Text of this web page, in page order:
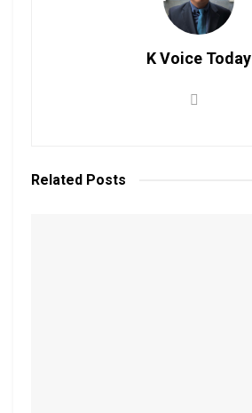
K Voice Today
Related Posts